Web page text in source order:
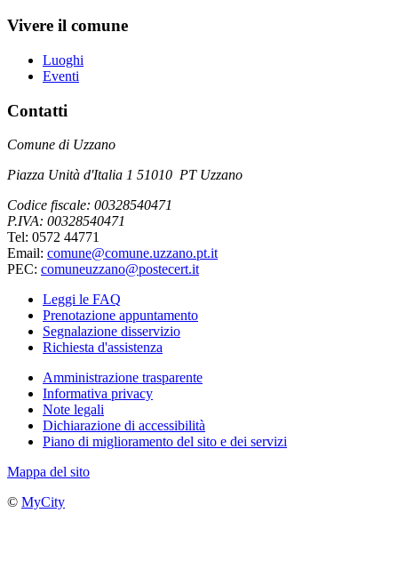
Vivere il comune
Luoghi
Eventi
Contatti
Comune di Uzzano
Piazza Unità d'Italia 1 51010 PT Uzzano
Codice fiscale: 00328540471
P.IVA: 00328540471
Tel: 0572 44771
Email: comune@comune.uzzano.pt.it
PEC: comuneuzzano@postecert.it
Leggi le FAQ
Prenotazione appuntamento
Segnalazione disservizio
Richiesta d'assistenza
Amministrazione trasparente
Informativa privacy
Note legali
Dichiarazione di accessibilità
Piano di miglioramento del sito e dei servizi
Mappa del sito
© MyCity